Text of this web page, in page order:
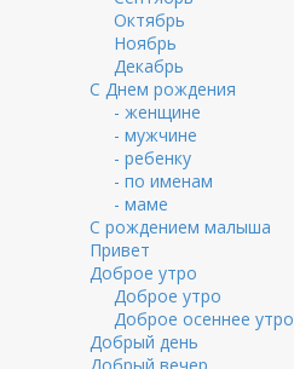
Октябрь
Ноябрь
Декабрь
С Днем рождения
- женщине
- мужчине
- ребенку
- по именам
- маме
С рождением малыша
Привет
Доброе утро
Доброе утро
Доброе осеннее утро
Добрый день